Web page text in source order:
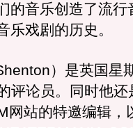
的音乐创造了流行
乐戏剧的历史。
）是英国星
评论员。同时他还
网站的特邀编辑，